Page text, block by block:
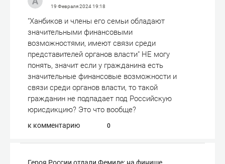
19 Февраля 202419:18
"Ханбиков и члены его семьи обладают
значительными финансовыми
возможностями, имеют связи среди
представителей органов власти" НЕ могу
понять, значит если у гражданина есть
значительные финансовые возможности и
связи среди органов власти, то такой
гражданин не подпадает под Российскую
юрисдикцию? Это что вообще?
к комментарию 0